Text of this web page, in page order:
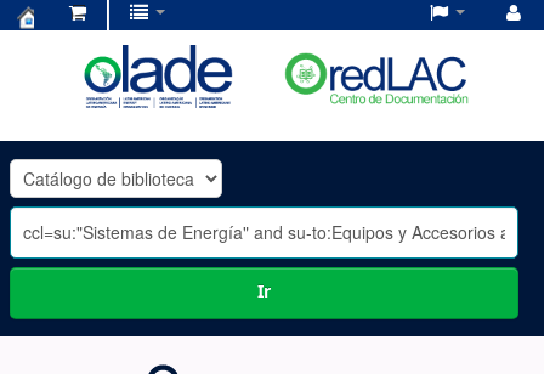
OLADE
-
Ir